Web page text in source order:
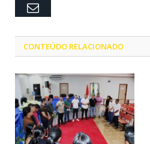
Email
CONTEÚDO RELACIONADO